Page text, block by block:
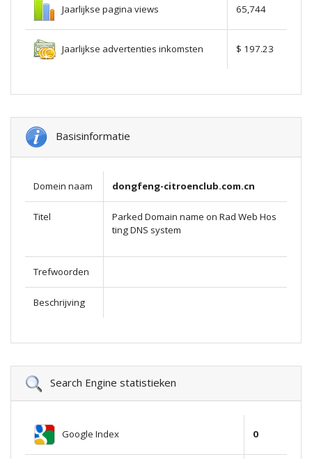
Jaarlijkse pagina views 65,744
Jaarlijkse advertenties inkomsten $ 197.23
Basisinformatie
Domein naam dongfeng-citroenclub.com.cn
Titel
Parked Domain name on Rad Web Hos
ting DNS system
Trefwoorden
Beschrijving
Search Engine statistieken
Google Index 0